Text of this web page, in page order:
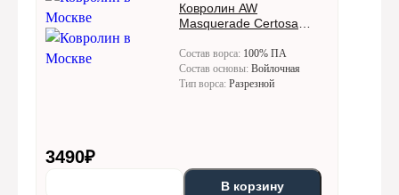
Ковролин AW
Masquerade Certosa
Состав ворса: 100% ПА
Состав основы: Войлочная
Тип ворса: Разрезной
3490₽
В корзину